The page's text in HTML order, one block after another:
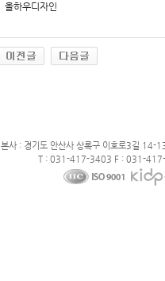
올하우디자인
본사 : 경기도 안산사 상록구 이호로3길 14-
T : 031-417-3403 F : 031-